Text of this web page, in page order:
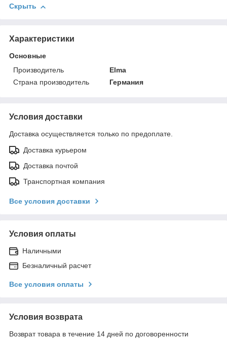
Скрыть
Характеристики
Основные
Производитель
Elma
Страна производитель
Германия
Условия доставки
Доставка осуществляется только по предоплате.
Доставка курьером
Доставка почтой
Транспортная компания
Все условия доставки
Условия оплаты
Наличными
Безналичный расчет
Все условия оплаты
Условия возврата
Возврат товара в течение 14 дней по договоренности